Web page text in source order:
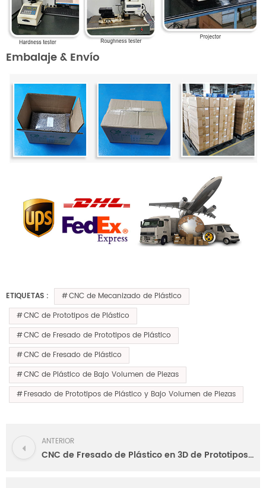
Embalaje & Envío
ETIQUETAS :
CNC de Mecanizado de Plástico
CNC de Prototipos de Plástico
CNC de Fresado de Prototipos de Plástico
CNC de Fresado de Plástico
CNC de Plástico de Bajo Volumen de Piezas
Fresado de Prototipos de Plástico y Bajo Volumen de Piezas
ANTERIOR
CNC de Fresado de Plástico en 3D de Prototipos en el POM-Delrin